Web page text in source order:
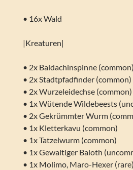
• 16x Wald
|Kreaturen|
• 2x Baldachinspinne (common)
• 2x Stadtpfadfinder (common)
• 2x Wurzeleidechse (common)
• 1x Wütende Wildebeests
• 2x Gekrümmter Wurm
• 1x Kletterkavu (common)
• 1x Tatzelwurm (common)
• 1x Gewaltiger Baloth
• 1x Molimo, Maro-Hexer (rare)